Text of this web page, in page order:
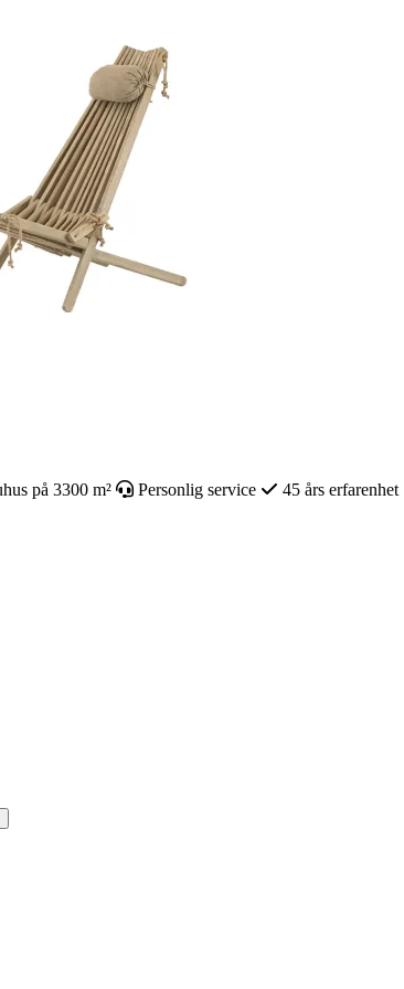
på 3300 m² Personlig service
45 års erfarenhet